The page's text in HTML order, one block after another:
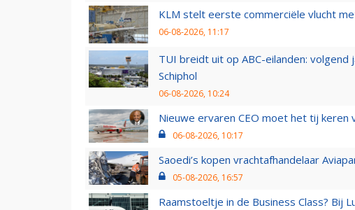
KLM stelt eerste commerciële vlucht
06-08-2026, 11:17
TUI breidt uit op ABC-eilanden:
Schiphol
06-08-2026, 10:24
Nieuwe ervaren CEO moet het tij keren
06-08-2026, 10:17
Saoedi’s kopen vrachtafhandelaar
05-08-2026, 16:57
Raamstoeltje in de Business Class? Bij